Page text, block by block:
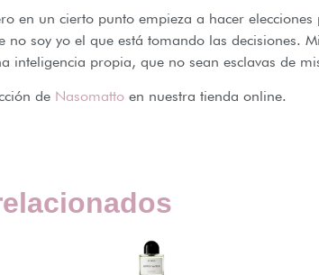
en un cierto punto empieza a hacer
no soy yo el que está tomando las decisiones.
inteligencia propia, que no sean esclavas de
de Nasomatto en nuestra tienda online.